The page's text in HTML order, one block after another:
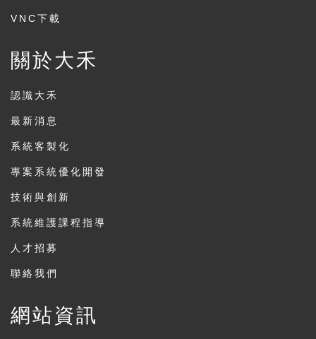
VNC下載
關於大禾
認識大禾
最新消息
系統客製化
專案系統優化開發
技術與創新
系統維護課程指導
人才招募
聯絡我們
網站資訊